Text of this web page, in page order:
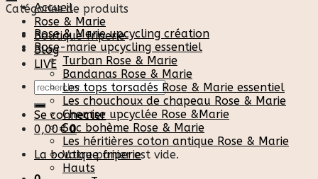
Accueil
Rose & Marie
Boutique friperie
Blog
LIVE
Recherche
pour :
Se connecter
0,00€ 0
Votre panier est vide.
Catégories de produits
Rose & Marie upcycling création
Rose-marie upcycling essentiel
Turban Rose & Marie
Bandanas Rose & Marie
Les tops torsadés Rose & Marie essentiel
Les chouchoux de chapeau Rose & Marie
Chemise upcyclée Rose &Marie
Sac bohème Rose & Marie
Les héritières coton antique Rose & Marie
La boutique friperie
Hauts